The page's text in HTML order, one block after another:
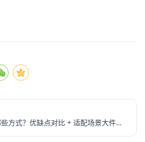
方式？优缺点对比 + 适配场景大件家